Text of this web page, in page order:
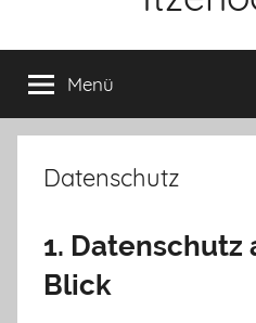
Menü
Datenschutz
1. Datenschutz
Blick